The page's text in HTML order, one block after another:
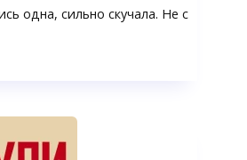
одна, сильно скучала. Не с